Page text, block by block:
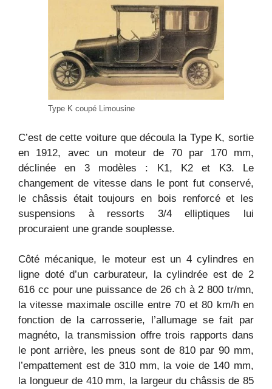
Type K coupé Limousine
C’est de cette voiture que découla la Type K, sortie
en 1912, avec un moteur de 70 par 170 mm,
déclinée en 3 modèles : K1, K2 et K3. Le
changement de vitesse dans le pont fut conservé,
le châssis était toujours en bois renforcé et les
suspensions à ressorts 3/4 elliptiques lui
procuraient une grande souplesse.
Côté mécanique, le moteur est un 4 cylindres en
ligne doté d’un carburateur, la cylindrée est de 2
616 cc pour une puissance de 26 ch à 2 800 tr/mn,
la vitesse maximale oscille entre 70 et 80 km/h en
fonction de la carrosserie, l’allumage se fait par
magnéto, la transmission offre trois rapports dans
le pont arrière, les pneus sont de 810 par 90 mm,
l’empattement est de 310 mm, la voie de 140 mm,
la longueur de 410 mm, la largeur du châssis de 85